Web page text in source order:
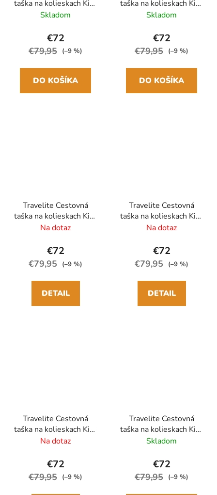
taška na kolieskach Kick
Off M Ružová
Skladom
€72
€79,95 (–9 %)
DO KOŠÍKA
taška na kolieskach Kick
Off M Sivá Antracit
Skladom
€72
€79,95 (–9 %)
DO KOŠÍKA
Travelite Cestovná
taška na kolieskach Kick
Off XL 77cm Zelená
Na dotaz
€72
€79,95 (–9 %)
DETAIL
Travelite Cestovná
taška na kolieskach Kick
Off XL Modrá
Na dotaz
€72
€79,95 (–9 %)
DETAIL
Travelite Cestovná
taška na kolieskach Kick
Off XL Ružová
Na dotaz
€72
€79,95 (–9 %)
Travelite Cestovná
taška na kolieskach Kick
Off XL Sivá Antracit
Skladom
€72
€79,95 (–9 %)